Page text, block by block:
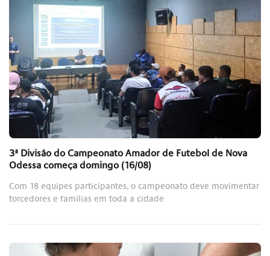
3ª Divisão do Campeonato Amador de Futebol de Nova
Odessa começa domingo (16/08)
Com 18 equipes participantes, o campeonato deve movimentar
torcedores e famílias em toda a cidade